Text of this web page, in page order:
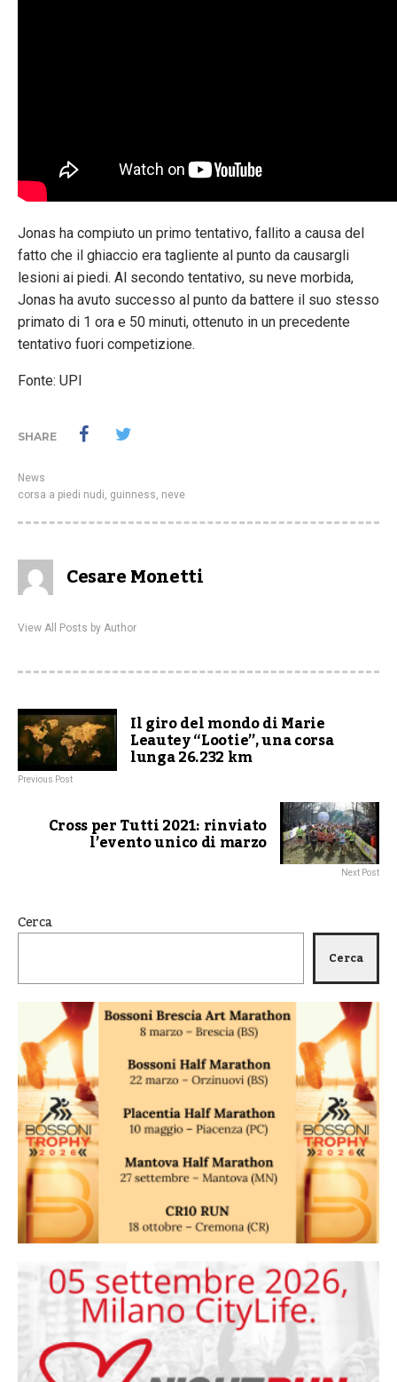
Jonas ha compiuto un primo tentativo, fallito a causa del
fatto che il ghiaccio era tagliente al punto da causargli
lesioni ai piedi. Al secondo tentativo, su neve morbida,
Jonas ha avuto successo al punto da battere il suo stesso
primato di 1 ora e 50 minuti, ottenuto in un precedente
tentativo fuori competizione.
Fonte: UPI
SHARE
News
corsa a piedi nudi, guinness, neve
Cesare Monetti
View All Posts by Author
Il giro del mondo di Marie
Leautey “Lootie”, una corsa
lunga 26.232 km
Previous Post
Cross per Tutti 2021: rinviato
l’evento unico di marzo
Next Post
Cerca
Cerca